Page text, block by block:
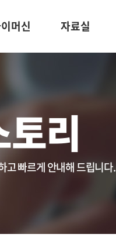
머신 자료실
리
고 빠르게 안내해 드립니다.